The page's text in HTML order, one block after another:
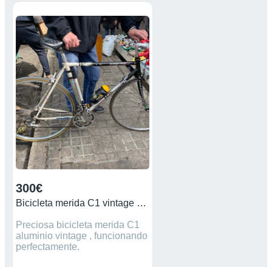
300€
Bicicleta merida C1 vintage aluminio
Preciosa bicicleta merida C1
aluminio vintage , funcionando
perfectamente.